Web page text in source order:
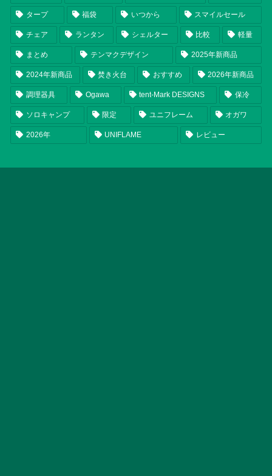
タープ 福袋 いつから スマイルセール
チェア ランタン シェルター 比較 軽量
まとめ テンマクデザイン 2025年新商品
2024年新商品 焚き火台 おすすめ 2026年新商品
調理器具 Ogawa tent-Mark DESIGNS 保冷
ソロキャンプ 限定 ユニフレーム オガワ
2026年 UNIFLAME レビュー